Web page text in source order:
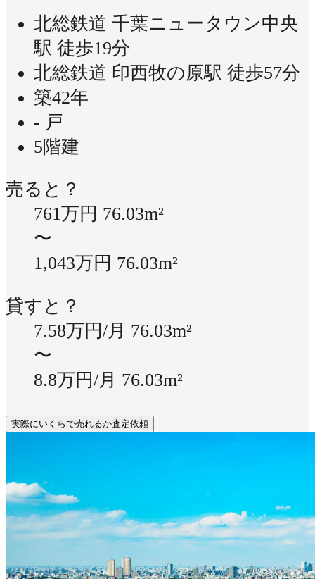
北総鉄道 千葉ニュータウン中央
駅 徒歩19分
北総鉄道 印西牧の原駅 徒歩57分
築42年
- 戸
5階建
売ると？
761万円 76.03m²
〜
1,043万円 76.03m²
貸すと？
7.58万円/月 76.03m²
〜
8.8万円/月 76.03m²
実際にいくらで売れるか査定依頼